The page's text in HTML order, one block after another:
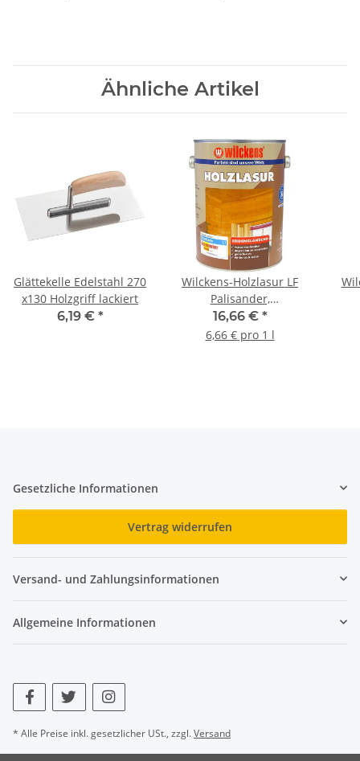
Ähnliche Artikel
Glättekelle Edelstahl 270
x130 Holzgriff lackiert
6,19 € *
Wilckens-Holzlasur LF
Palisander,
seidenglänzend, 2,5 l
16,66 € *
6,66 € pro 1 l
Gesetzliche Informationen
Vertrag widerrufen
Versand- und Zahlungsinformationen
Allgemeine Informationen
* Alle Preise inkl. gesetzlicher USt., zzgl.Versand